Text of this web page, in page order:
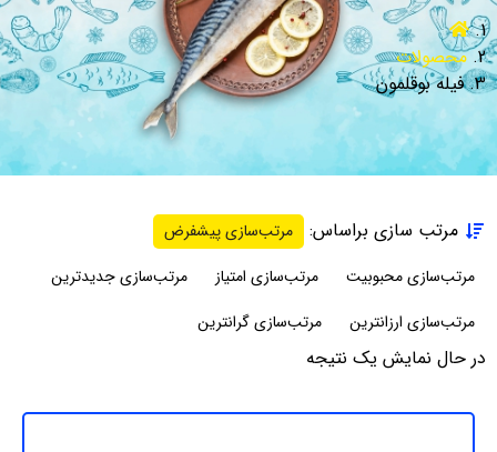
محصولات
فیله بوقلمون
در حال نمایش یک نتیجه
مرتب سازی براساس:
مرتب‌سازی پیشفرض
مرتب‌سازی محبوبیت
مرتب‌سازی امتیاز
مرتب‌سازی جدیدترین
مرتب‌سازی ارزانترین
مرتب‌سازی گرانترین